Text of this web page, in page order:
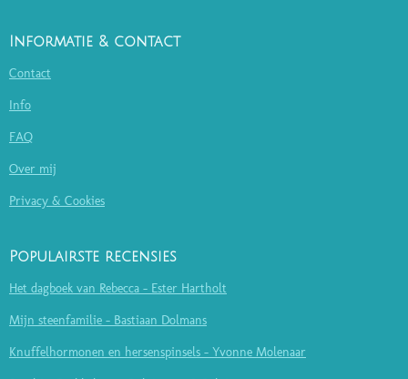
Informatie & contact
Contact
Info
FAQ
Over mij
Privacy & Cookies
Populairste recensies
Het dagboek van Rebecca - Ester Hartholt
Mijn steenfamilie - Bastiaan Dolmans
Knuffelhormonen en hersenspinsels - Yvonne Molenaar